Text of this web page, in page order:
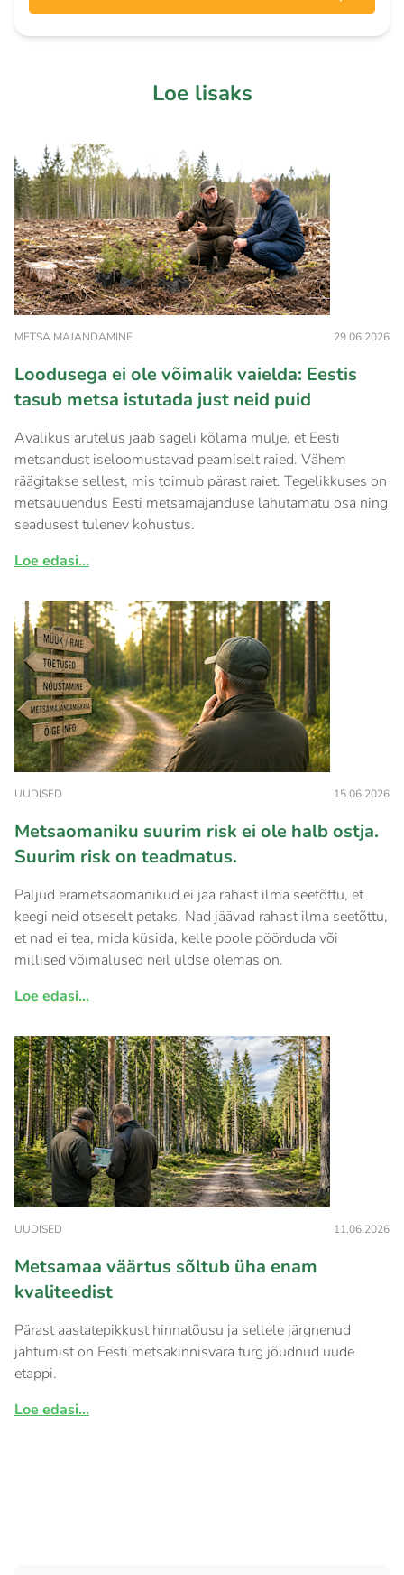
Loe lisaks
METSA MAJANDAMINE 29.06.2026
Loodusega ei ole võimalik vaielda: Eestis
tasub metsa istutada just neid puid
Avalikus arutelus jääb sageli kõlama mulje, et Eesti
metsandust iseloomustavad peamiselt raied. Vähem
räägitakse sellest, mis toimub pärast raiet. Tegelikkuses on
metsauuendus Eesti metsamajanduse lahutamatu osa ning
seadusest tulenev kohustus.
Loe edasi...
UUDISED 15.06.2026
Metsaomaniku suurim risk ei ole halb ostja.
Suurim risk on teadmatus.
Paljud erametsaomanikud ei jää rahast ilma seetõttu, et
keegi neid otseselt petaks. Nad jäävad rahast ilma seetõttu,
et nad ei tea, mida küsida, kelle poole pöörduda või
millised võimalused neil üldse olemas on.
Loe edasi...
UUDISED 11.06.2026
Metsamaa väärtus sõltub üha enam
kvaliteedist
Pärast aastatepikkust hinnatõusu ja sellele järgnenud
jahtumist on Eesti metsakinnisvara turg jõudnud uude
etappi.
Loe edasi...